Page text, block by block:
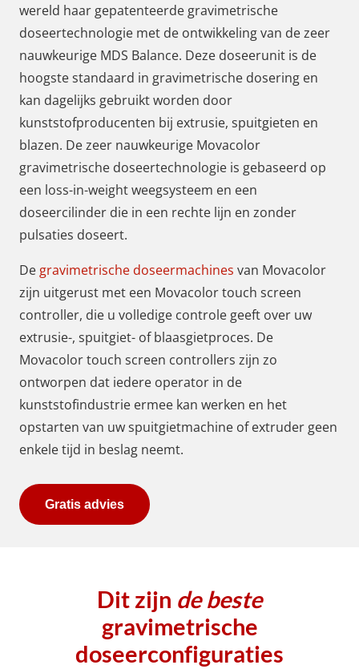
wereld haar gepatenteerde gravimetrische
doseertechnologie met de ontwikkeling van de zeer
nauwkeurige MDS Balance. Deze doseerunit is de
hoogste standaard in gravimetrische dosering en
kan dagelijks gebruikt worden door
kunststofproducenten bij extrusie, spuitgieten en
blazen. De zeer nauwkeurige Movacolor
gravimetrische doseertechnologie is gebaseerd op
een loss-in-weight weegsysteem en een
doseercilinder die in een rechte lijn en zonder
pulsaties doseert.
De gravimetrische doseermachines van Movacolor
zijn uitgerust met een Movacolor touch screen
controller, die u volledige controle geeft over uw
extrusie-, spuitgiet- of blaasgietproces. De
Movacolor touch screen controllers zijn zo
ontworpen dat iedere operator in de
kunststofindustrie ermee kan werken en het
opstarten van uw spuitgietmachine of extruder geen
enkele tijd in beslag neemt.
Gratis advies
Dit zijn de beste
gravimetrische
doseerconfiguraties